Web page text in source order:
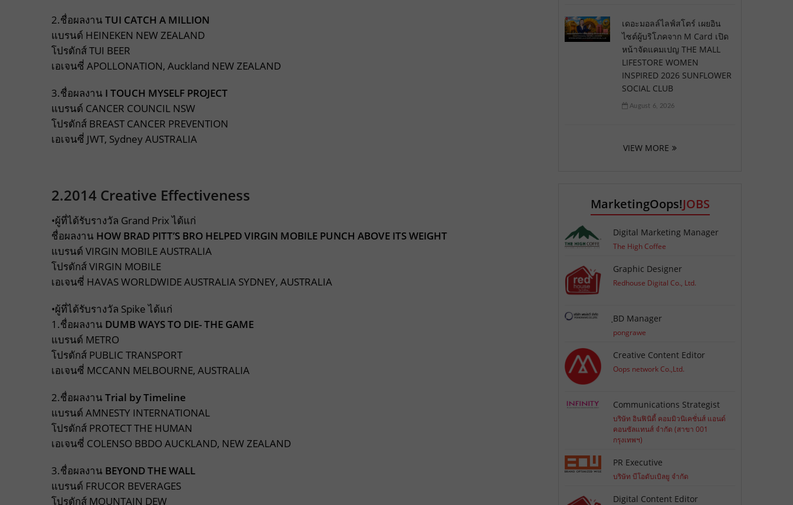
2.ชื่อผลงาน TUI CATCH A MILLION
แบรนด์ HEINEKEN NEW ZEALAND
โปรดักส์ TUI BEER
เอเจนซี่ APOLLONATION, Auckland NEW ZEALAND
3.ชื่อผลงาน I TOUCH MYSELF PROJECT
แบรนด์ CANCER COUNCIL NSW
โปรดักส์ BREAST CANCER PREVENTION
เอเจนซี่ JWT, Sydney AUSTRALIA
2.2014 Creative Effectiveness
•ผู้ที่ได้รับรางวัล Grand Prix ได้แก่
ชื่อผลงาน HOW BRAD PITT’S BRO HELPED VIRGIN MOBILE PUNCH ABOVE ITS WEIGHT
แบรนด์ VIRGIN MOBILE AUSTRALIA
โปรดักส์ VIRGIN MOBILE
เอเจนซี่ HAVAS WORLDWIDE AUSTRALIA SYDNEY, AUSTRALIA
•ผู้ที่ได้รับรางวัล Spike ได้แก่
1.ชื่อผลงาน DUMB WAYS TO DIE- THE GAME
แบรนด์ METRO
โปรดักส์ PUBLIC TRANSPORT
เอเจนซี่ MCCANN MELBOURNE, AUSTRALIA
2.ชื่อผลงาน Trial by Timeline
แบรนด์ AMNESTY INTERNATIONAL
โปรดักส์ PROTECT THE HUMAN
เอเจนซี่ COLENSO BBDO AUCKLAND, NEW ZEALAND
3.ชื่อผลงาน BEYOND THE WALL
แบรนด์ FRUCOR BEVERAGES
โปรดักส์ MOUNTAIN DEW
เดอะมอลล์ไลฟ์สโตร์ เผยอิน
ไซต์ผู้บริโภคจาก M Card เปิด
หน้าจัดแคมเปญ THE MALL
LIFESTORE WOMEN
INSPIRED 2026 SUNFLOWER
SOCIAL CLUB
August 6, 2026
VIEW MORE
MarketingOops!JOBS
Digital Marketing Manager
The High Coffee
Graphic Designer
Redhouse Digital Co., Ltd.
ฺBD Manager
pongrawe
Creative Content Editor
Oops network Co.,Ltd.
Communications Strategist
บริษัท อินฟินิตี้ คอมมิวนิเคชั่นส์ แอนด์
คอนซัลแทนส์ จำกัด (สาขา 001
กรุงเทพฯ)
PR Executive
บริษัท บีโอดับเบิลยู จำกัด
Digital Content Editor